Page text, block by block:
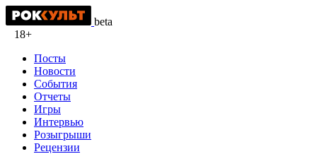
beta
18+
Посты
Новости
События
Отчеты
Игры
Интервью
Розыгрыши
Рецензии